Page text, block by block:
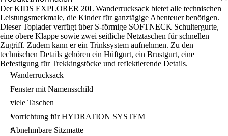
Der KIDS EXPLORER 20L Wanderrucksack bietet alle technischen
Leistungsmerkmale, die Kinder für ganztägige Abenteuer benötigen.
Dieser Toplader verfügt über S-förmige SOFTNECK Schultergurte,
eine obere Klappe sowie zwei seitliche Netztaschen für schnellen
Zugriff. Zudem kann er ein Trinksystem aufnehmen. Zu den
technischen Details gehören ein Hüftgurt, ein Brustgurt, eine
Befestigung für Trekkingstöcke und reflektierende Details.
Wanderrucksack
Fenster mit Namensschild
viele Taschen
Vorrichtung für HYDRATION SYSTEM
Abnehmbare Sitzmatte